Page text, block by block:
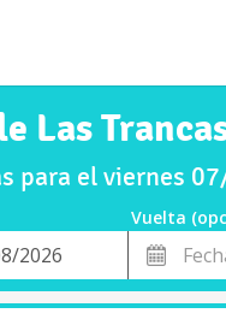
Las
para el viernes
Vuelta
Fecha
de
Vuelta